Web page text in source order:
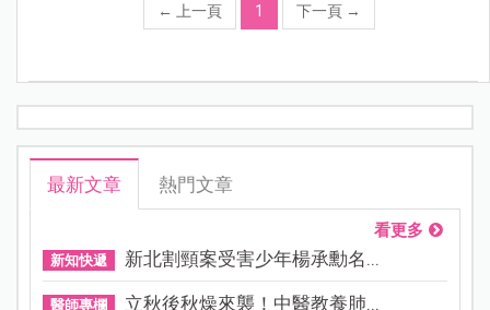
← 上一頁 1 下一頁 →
最新文章 熱門文章
看更多
新知快遞 新北割頸案受害少年楊承勳名...
醫師專欄 立秋後秋燥來襲！中醫教養肺...